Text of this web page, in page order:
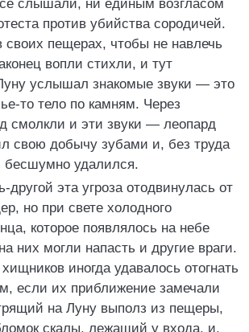
слышали, ни единым возгласом
против убийства сородичей.
своих пещерах, чтобы не навлечь
вопли стихли, и тут
услышал знакомые звуки — это
то тело по камням. Через
смолкли и эти звуки — леопард
свою добычу зубами и, без труда
бесшумно удалился.
другой эта угроза отодвинулась от
но при свете холодного
которое появлялось на небе
них могли напасть и другие враги.
иногда удавалось отогнать
если их приближение замечали
на Луну выполз из пещеры,
скалы, лежащий у входа, и,